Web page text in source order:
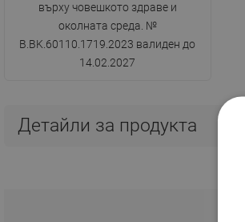
върху човешкото здраве и
околната среда. №
B.BK.60110.1719.2023 валиден до
14.02.2027
Детайли за продукта